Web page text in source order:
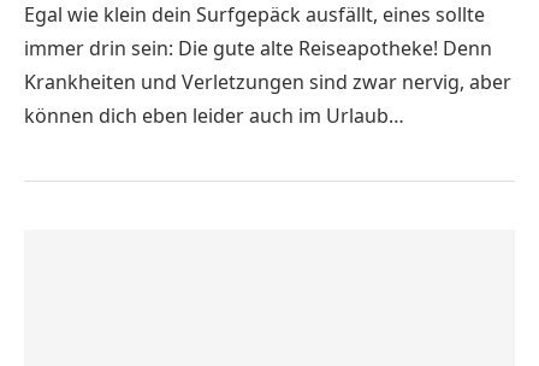
Egal wie klein dein Surfgepäck ausfällt, eines sollte
immer drin sein: Die gute alte Reiseapotheke! Denn
Krankheiten und Verletzungen sind zwar nervig, aber
können dich eben leider auch im Urlaub…